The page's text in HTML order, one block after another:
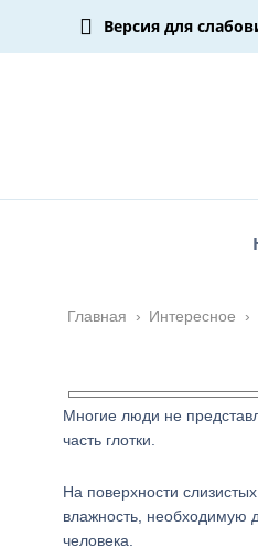
Версия для
Главная › Интересное ›
Многие люди не
часть глотки.
На поверхности
влажность, необходимую
человека.